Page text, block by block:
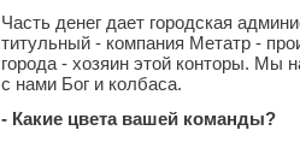
Часть денег дает городская
титульный - компания Метатр -
города - хозяин этой конторы. Мы
с нами Бог и колбаса.
- Какие цвета вашей команды?